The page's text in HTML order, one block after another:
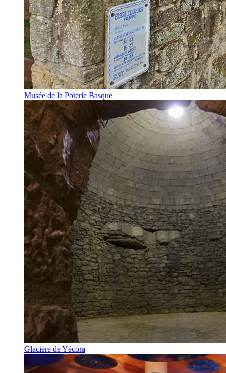
Musée de la Poterie Basque
Glacière de Yécora